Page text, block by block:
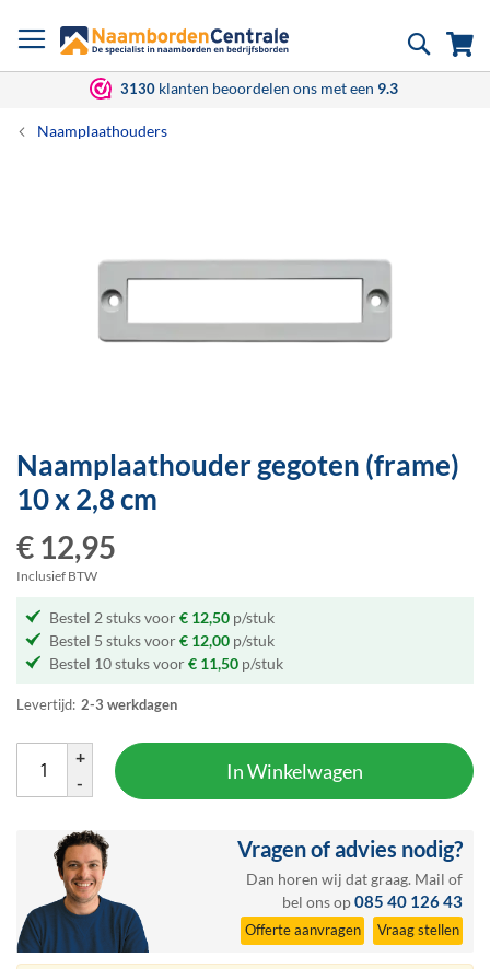
naar
Zoek
3130 klanten beoordelen ons met een 9.3
Naamplaathouders
afbeeldingen-
Ga
naar
het
van
de
gallerij
Naamplaathouder gegoten (frame)
10 x 2,8 cm
€ 12,95
Inclusief BTW
Bestel 2 stuks voor€ 12,50 p/stuk
Bestel 5 stuks voor€ 12,00 p/stuk
Bestel 10 stuks voor€ 11,50 p/stuk
Levertijd: 2-3 werkdagen
Vragen of advies nodig?
Dan horen wij dat graag. Mail of
bel ons op085 40 126 43
Offerte aanvragen Vraag stellen
+
-
In Winkelwagen